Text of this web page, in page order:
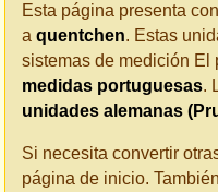
Esta página presenta
a quentchen. Estas
sistemas de medición El
medidas portuguesas.
unidades alemanas
Si necesita convertir
página de inicio.